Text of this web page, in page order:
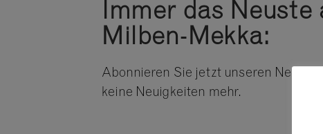
Immer das Neuste
Milben-Mekka:
Abonnieren Sie jetzt unseren
keine Neuigkeiten mehr.